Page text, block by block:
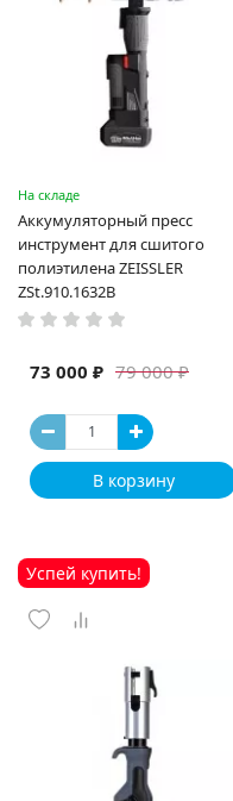
На складе
Аккумуляторный пресс
инструмент для сшитого
полиэтилена ZEISSLER
ZSt.910.1632B
79 000 ₽
73 000 ₽
В корзину
Успей купить!